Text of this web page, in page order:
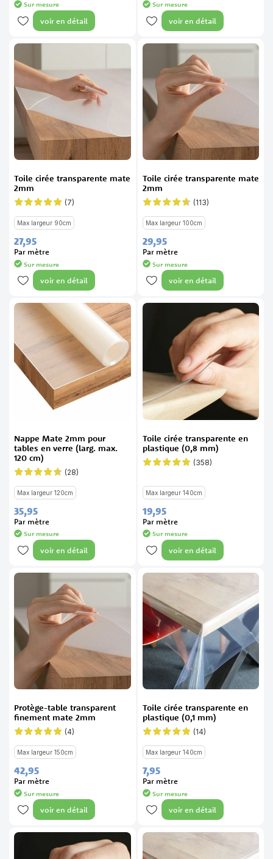
Sur mesure
voir en détail
Sur mesure
voir en détail
Toile cirée transparente mate
2mm
Évaluation: (7)
Max largeur 90cm
27,95
Par mètre
Sur mesure
voir en détail
Toile cirée transparente mate
2mm
Évaluation: (113)
Max largeur 100cm
29,95
Par mètre
Sur mesure
voir en détail
Nappe Mate 2mm pour
tables en verre (larg. max.
120 cm)
Évaluation: (28)
Max largeur 120cm
35,95
Par mètre
Sur mesure
voir en détail
Toile cirée transparente en
plastique (0,8 mm)
Évaluation: (358)
Max largeur 140cm
19,95
Par mètre
Sur mesure
voir en détail
Protège-table transparent
finement mate 2mm
Évaluation: (4)
Max largeur 150cm
42,95
Par mètre
Sur mesure
voir en détail
Toile cirée transparente en
plastique (0,1 mm)
Évaluation: (14)
Max largeur 140cm
7,95
Par mètre
Sur mesure
voir en détail